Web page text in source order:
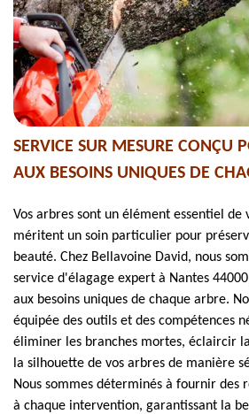
SERVICE SUR MESURE CONÇU
AUX BESOINS UNIQUES DE
Vos arbres sont un élément essentiel de
méritent un soin particulier pour
beauté. Chez Bellavoine David, nous
service d'élagage expert à Nantes
aux besoins uniques de chaque arbre.
équipée des outils et des compétences
éliminer les branches mortes, éclaircir
la silhouette de vos arbres de manière
Nous sommes déterminés à fournir des
à chaque intervention, garantissant la